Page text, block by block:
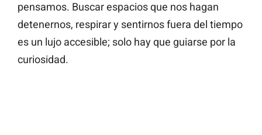
pensamos. Buscar espacios que nos hagan
detenernos, respirar y sentirnos fuera del tiempo
es un lujo accesible; solo hay que guiarse por la
curiosidad.